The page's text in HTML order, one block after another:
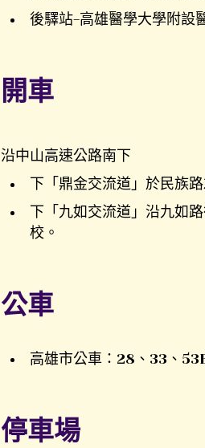
後驛站-高雄醫學大學附設
開車
沿中山高速公路南下
下「鼎金交流道」於民族
下「九如交流道」沿九如
校。
公車
高雄市公車：28、33、
停車場